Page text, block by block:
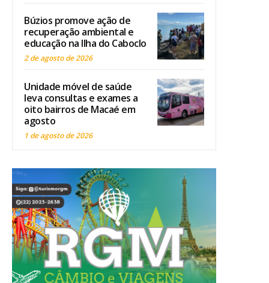
Búzios promove ação de
recuperação ambiental e
educação na Ilha do Caboclo
2 de agosto de 2026
Unidade móvel de saúde
leva consultas e exames a
oito bairros de Macaé em
agosto
1 de agosto de 2026